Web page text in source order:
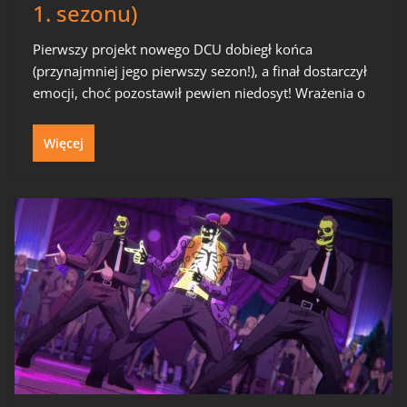
1. sezonu)
Pierwszy projekt nowego DCU dobiegł końca
(przynajmniej jego pierwszy sezon!), a finał dostarczył
emocji, choć pozostawił pewien niedosyt! Wrażenia o
Więcej